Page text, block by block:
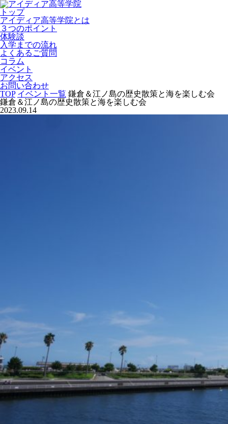
トップ
アイディア高等学院とは
３つのポイント
体験談
入学までの流れ
よくあるご質問
コラム
イベント
アクセス
お問い合わせ
TOP イベント一覧 鎌倉＆江ノ島の歴史散策と海を楽しむ会
鎌倉＆江ノ島の歴史散策と海を楽しむ会
2023.09.14